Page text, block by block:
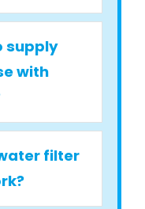
supply
with
filter